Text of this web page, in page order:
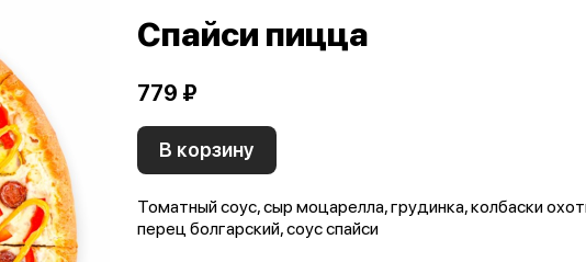
Спайси пицца
779 ₽
В корзину
Томатный соус, сыр моцарелла, грудинка, колбаски
перец болгарский, соус спайси